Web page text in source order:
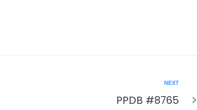
NEXT
PPDB #8765